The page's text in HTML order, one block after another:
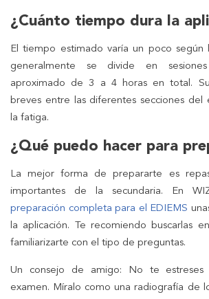
¿Cuánto tiempo dura la
El tiempo estimado varía un poco según
generalmente se divide en
aproximado de 3 a 4 horas en total.
breves entre las diferentes secciones del
la fatiga.
¿Qué puedo hacer para
La mejor forma de prepararte es
importantes de la secundaria. En
preparación completa para el EDIEMS
la aplicación. Te recomiendo buscarlas
familiarizarte con el tipo de preguntas.
Un consejo de amigo: No te
examen. Míralo como una radiografía de